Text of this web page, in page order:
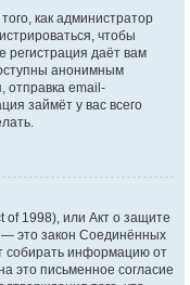
как администратор
чтобы
регистрация даёт вам
анонимным
отправка email-
займёт у вас всего
of 1998), или Акт о защите
— это закон Соединённых
собирать информацию от
это письменное согласие